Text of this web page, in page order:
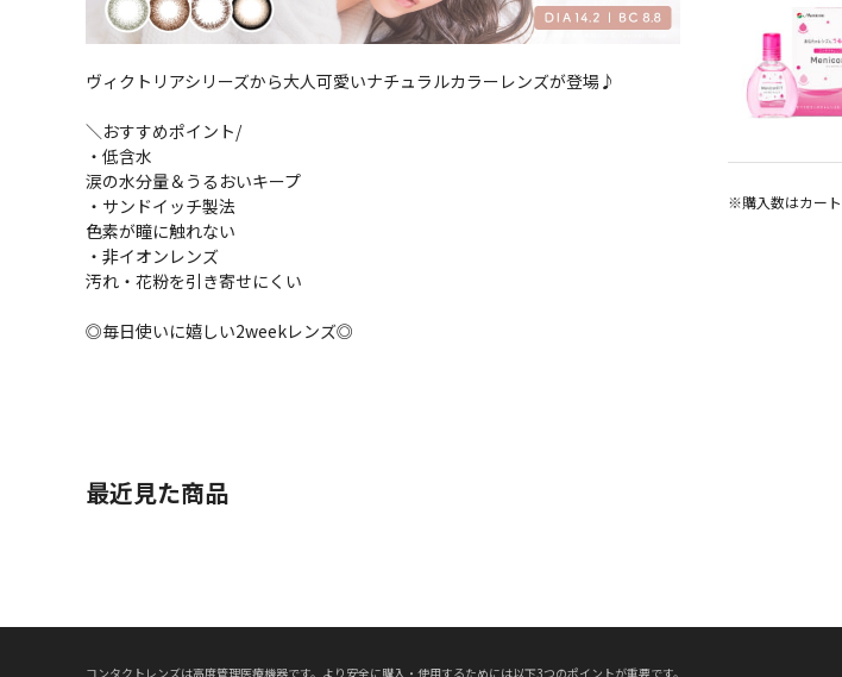
ヴィクトリアシリーズから大人可愛いナチュラルカラーレンズが登場♪
＼おすすめポイント/
・低含水
涙の水分量＆うるおいキープ
・サンドイッチ製法
色素が瞳に触れない
・非イオンレンズ
汚れ・花粉を引き寄せにくい
◎毎日使いに嬉しい2weekレンズ◎
※購入数はカート
最近見た商品
コンタクトレンズは高度管理医療機器です。より安全に購入・使用するためには以下3つのポイントが重要です。